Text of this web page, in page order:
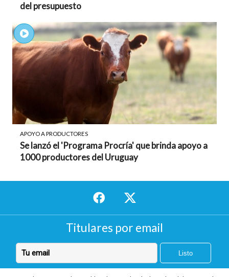
del presupuesto
APOYO A PRODUCTORES
Se lanzó el 'Programa Procría' que brinda apoyo a
1000 productores del Uruguay
Titulares por email